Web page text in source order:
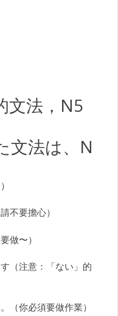
文法，N5
文法は、N
不要擔心）
做〜）
（注意：「ない」的
你必須要做作業）